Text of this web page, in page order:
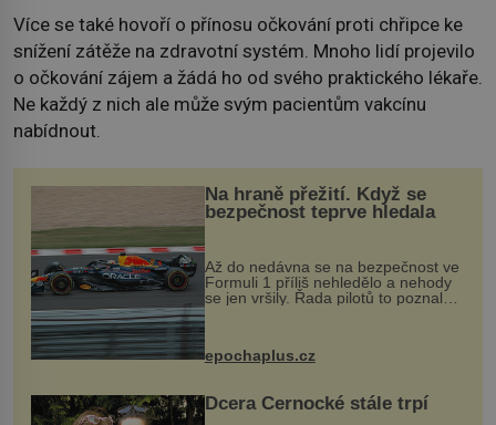
Více se také hovoří o přínosu očkování proti chřipce ke
snížení zátěže na zdravotní systém. Mnoho lidí projevilo
o očkování zájem a žádá ho od svého praktického lékaře.
Ne každý z nich ale může svým pacientům vakcínu
nabídnout.
Na hraně přežití. Když se
bezpečnost teprve hledala
Až do nedávna se na bezpečnost ve
Formuli 1 příliš nehledělo a nehody
se jen vršily. Řada pilotů to poznala
na vlastní kůži, často s trvalými
následky nebo bohužel i ztrátou
života. Dnes nepochopiteln...
epochaplus.cz
Dcera Černocké stále trpí